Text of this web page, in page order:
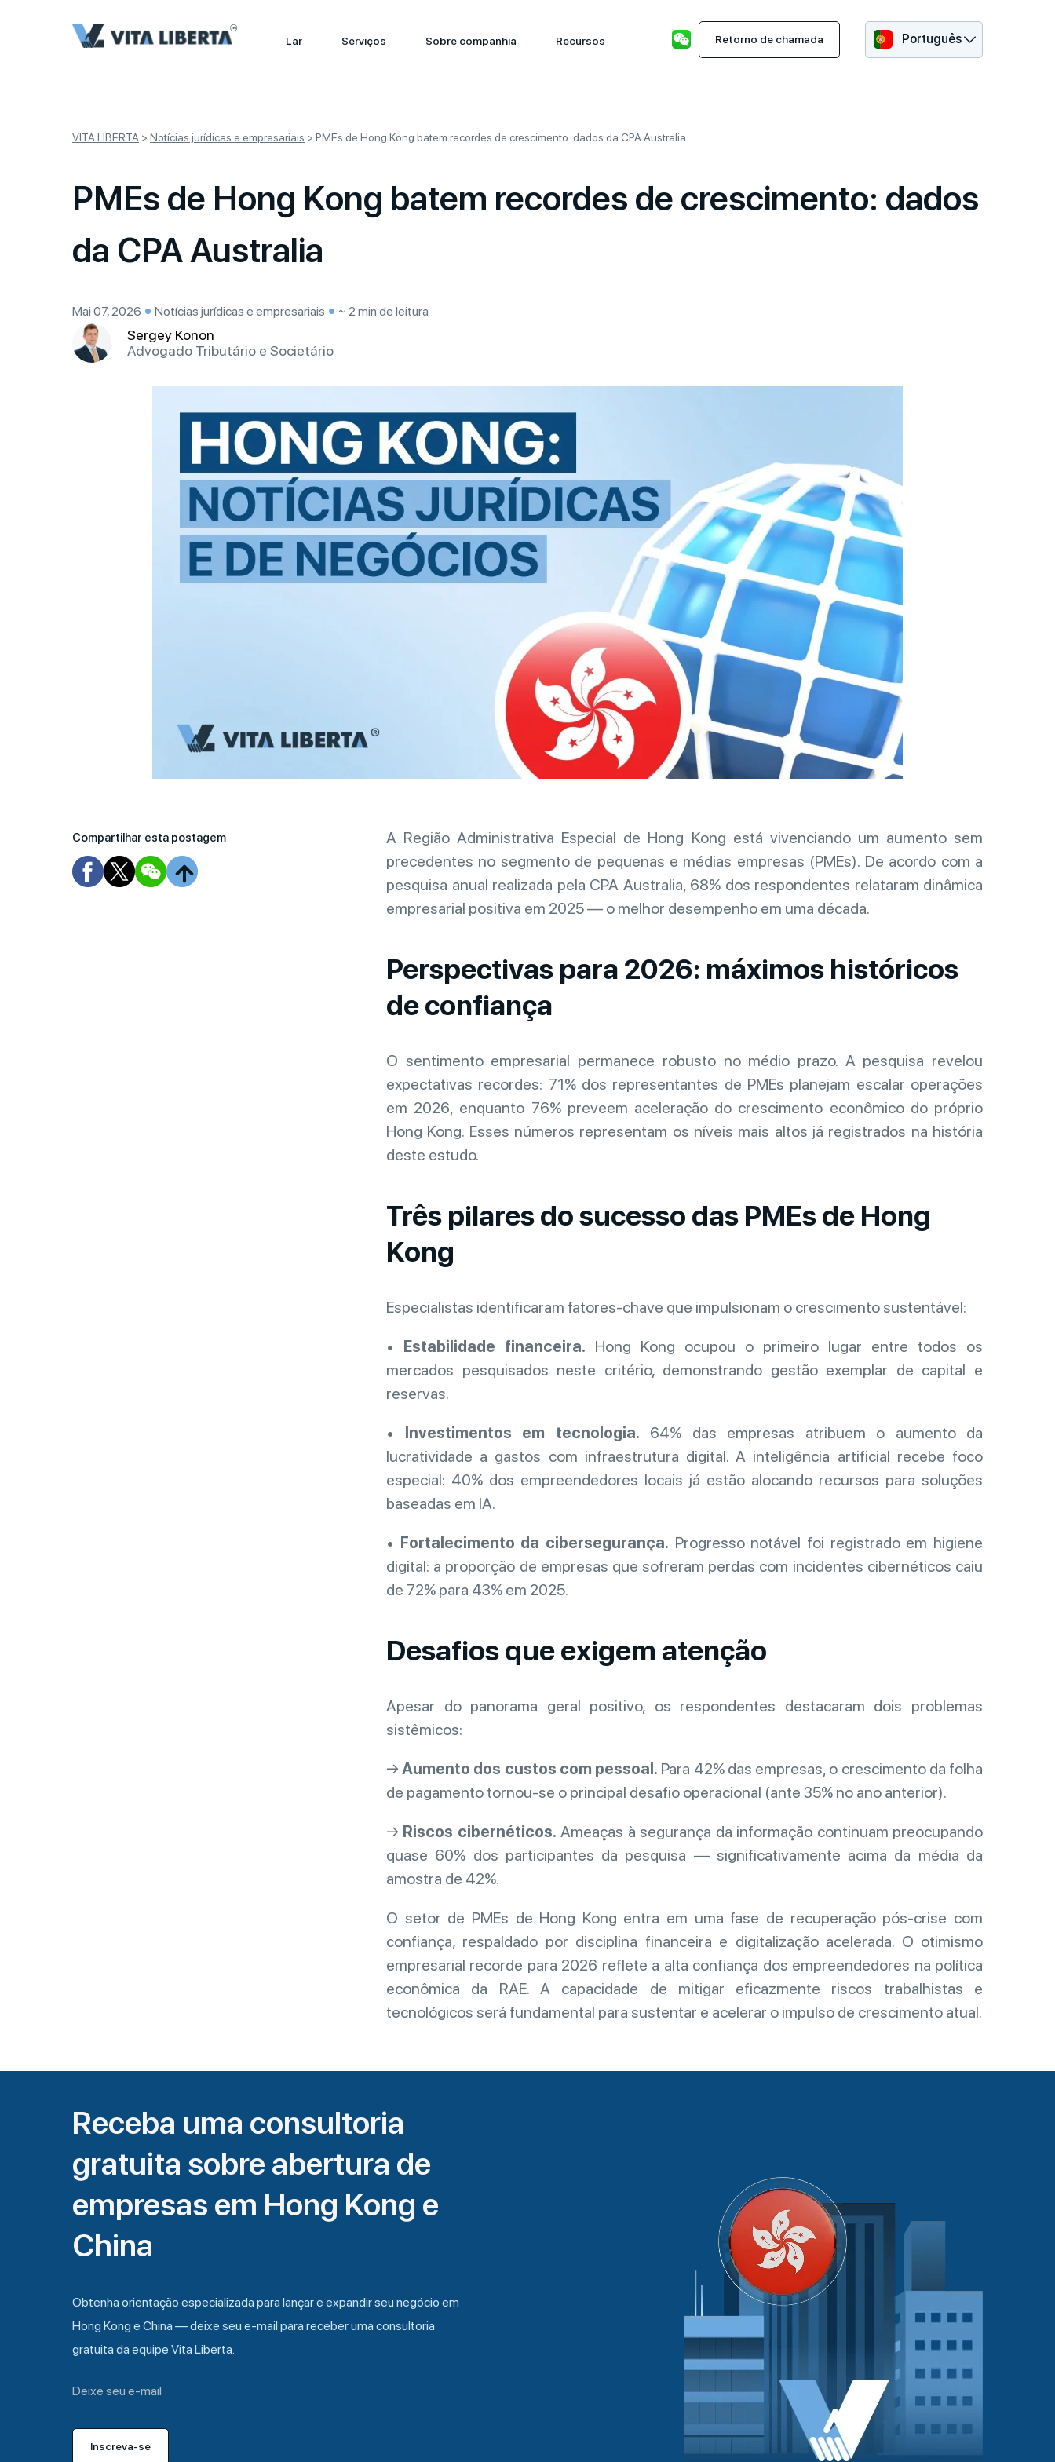
Lar Serviços Sobre companhia Recursos Retorno de chamada Português
VITA LIBERTA > Notícias jurídicas e empresariais > PMEs de Hong Kong batem recordes de crescimento: dados da CPA Australia
PMEs de Hong Kong batem recordes de crescimento: dados
da CPA Australia
Mai 07, 2026 Notícias jurídicas e empresariais ~ 2 min de leitura
Sergey Konon
Advogado Tributário e Societário
Compartilhar esta postagem
A Região Administrativa Especial de Hong Kong está vivenciando um aumento sem
precedentes no segmento de pequenas e médias empresas (PMEs). De acordo com a
pesquisa anual realizada pela CPA Australia, 68% dos respondentes relataram dinâmica
empresarial positiva em 2025 — o melhor desempenho em uma década.
Perspectivas para 2026: máximos históricos
de confiança
O sentimento empresarial permanece robusto no médio prazo. A pesquisa revelou
expectativas recordes: 71% dos representantes de PMEs planejam escalar operações
em 2026, enquanto 76% preveem aceleração do crescimento econômico do próprio
Hong Kong. Esses números representam os níveis mais altos já registrados na história
deste estudo.
Três pilares do sucesso das PMEs de Hong
Kong
Especialistas identificaram fatores-chave que impulsionam o crescimento sustentável:
• Estabilidade financeira. Hong Kong ocupou o primeiro lugar entre todos os
mercados pesquisados neste critério, demonstrando gestão exemplar de capital e
reservas.
• Investimentos em tecnologia. 64% das empresas atribuem o aumento da
lucratividade a gastos com infraestrutura digital. A inteligência artificial recebe foco
especial: 40% dos empreendedores locais já estão alocando recursos para soluções
baseadas em IA.
• Fortalecimento da cibersegurança. Progresso notável foi registrado em higiene
digital: a proporção de empresas que sofreram perdas com incidentes cibernéticos caiu
de 72% para 43% em 2025.
Desafios que exigem atenção
Apesar do panorama geral positivo, os respondentes destacaram dois problemas
sistêmicos:
→Aumento dos custos com pessoal. Para 42% das empresas, o crescimento da folha
de pagamento tornou-se o principal desafio operacional (ante 35% no ano anterior).
→ Riscos cibernéticos. Ameaças à segurança da informação continuam preocupando
quase 60% dos participantes da pesquisa — significativamente acima da média da
amostra de 42%.
O setor de PMEs de Hong Kong entra em uma fase de recuperação pós-crise com
confiança, respaldado por disciplina financeira e digitalização acelerada. O otimismo
empresarial recorde para 2026 reflete a alta confiança dos empreendedores na política
econômica da RAE. A capacidade de mitigar eficazmente riscos trabalhistas e
tecnológicos será fundamental para sustentar e acelerar o impulso de crescimento atual.
Receba uma consultoria
gratuita sobre abertura de
empresas em Hong Kong e
China
Obtenha orientação especializada para lançar e expandir seu negócio em
Hong Kong e China — deixe seu e-mail para receber uma consultoria
gratuita da equipe Vita Liberta.
Inscreva-se